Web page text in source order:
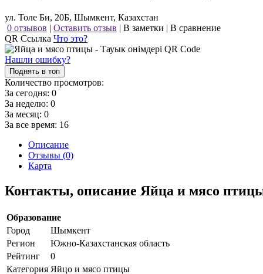
ул. Толе Би, 20Б, Шымкент, Казахстан
0 отзывов | Оставить отзыв | В заметки | В сравнение
QR Ссылка Что это?
Нашли ошибку?
Поднять в топ
Количество просмотров:
За сегодня: 0
За неделю: 0
За месяц: 0
За все время: 16
Описание
Отзывы (0)
Карта
Контакты, описание Яйца и мясо
Образование
Город
Шымкент
Регион
Южно-Казахстанская область
Рейтинг
0
Категория Яйцо и мясо птицы